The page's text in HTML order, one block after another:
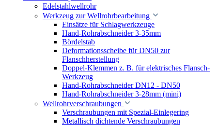
Edelstahlwellrohr
Werkzeug zur Wellrohrbearbeitung
Einsätze für Schlagwerkzeuge
Hand-Rohrabschneider 3-35mm
Bördelstab
Deformationsscheibe für DN50 zur
Flanschherstellung
Doppel-Klemmen z. B. für elektrisches Flansch-
Werkzeug
Hand-Rohrabschneider DN12 - DN50
Hand-Rohrabschneider 3-28mm (mini)
Wellrohrverschraubungen
Verschraubungen mit Spezial-Einlegering
Metallisch dichtende Verschraubungen